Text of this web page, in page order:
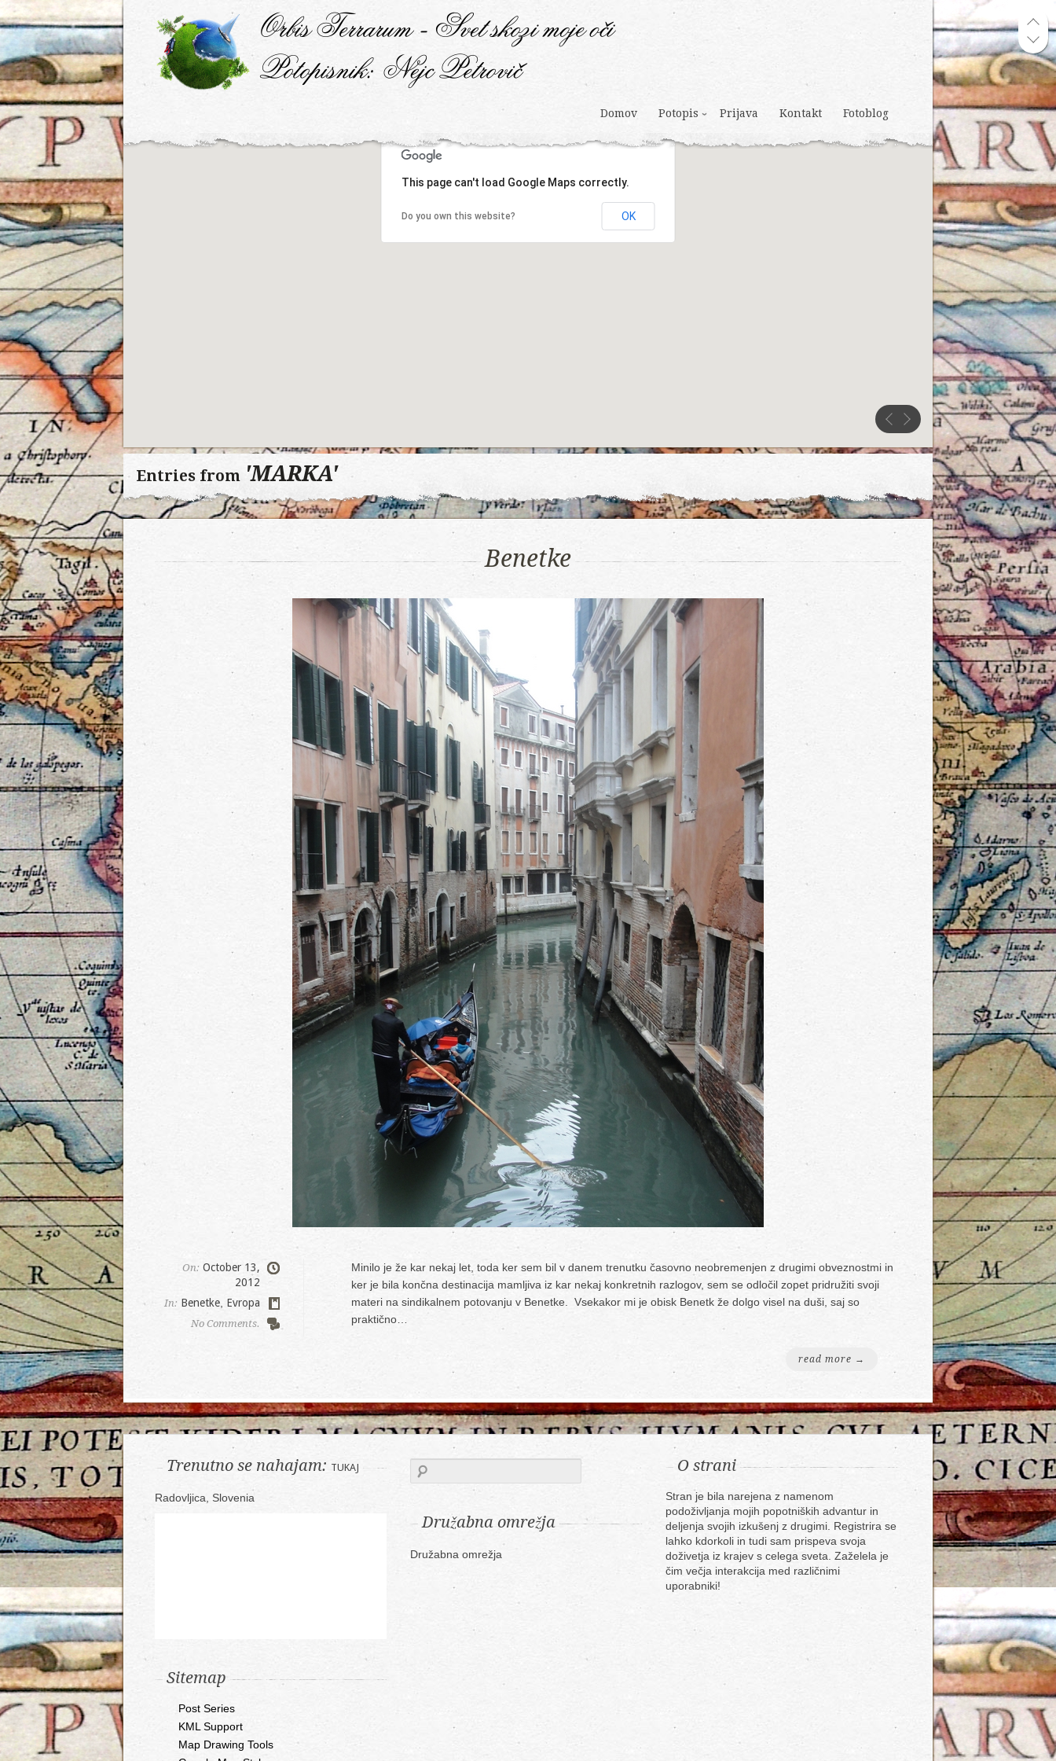
Domov Potopis Prijava Kontakt Fotoblog
This page can't load Google Maps correctly.
Do you own this website? OK
Entries from 'MARKA'
Benetke
On: October 13,
2012
In: Benetke Evropa
No Comments.
Minilo je že kar nekaj let, toda ker sem bil v danem trenutku časovno neobremenjen z drugimi obveznostmi in
ker je bila končna destinacija mamljiva iz kar nekaj konkretnih razlogov, sem se odločil zopet pridružiti svoji
materi na sindikalnem potovanju v Benetke. Vsekakor mi je obisk Benetk že dolgo visel na duši, saj so
praktično…
read more →
Trenutno se nahajam: TUKAJ
Radovljica, Slovenia
Sitemap
Post Series
KML Support
Map Drawing Tools
Družabna omrežja
Družabna omrežja
O strani
Stran je bila narejena z namenom
podoživljanja mojih popotniških advantur in
deljenja svojih izkušenj z drugimi. Registrira se
lahko kdorkoli in tudi sam prispeva svoja
doživetja iz krajev s celega sveta. Zaželela je
čim večja interakcija med različnimi
uporabniki!